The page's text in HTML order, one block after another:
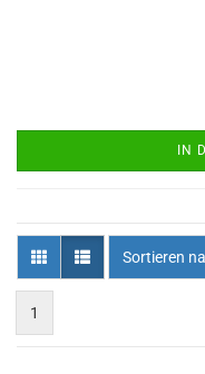
IN
Sortieren
Sortieren
1